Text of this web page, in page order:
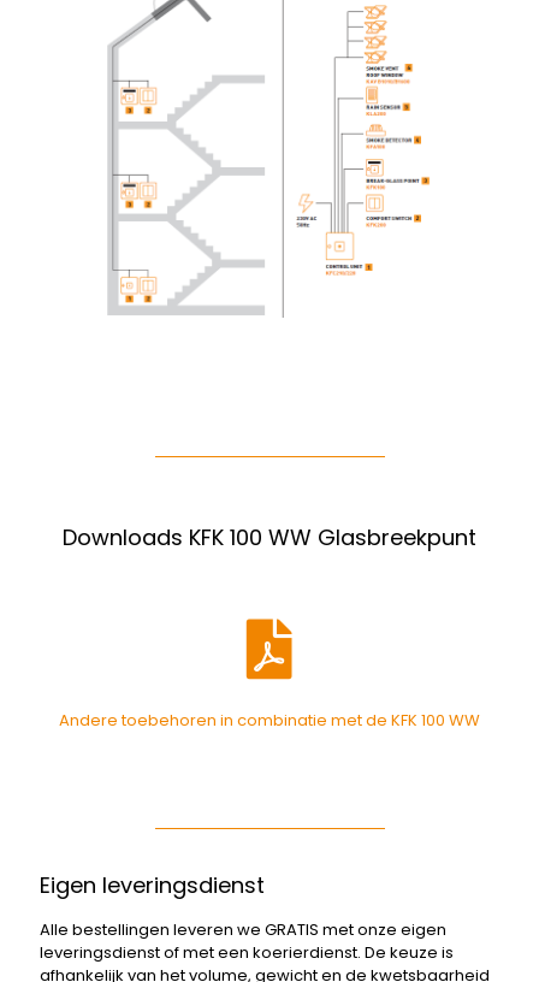
Downloads KFK 100 WW Glasbreekpunt
Andere toebehoren in combinatie met de KFK 100 WW
Eigen leveringsdienst
Alle bestellingen leveren we GRATIS met onze eigen
leveringsdienst of met een koerierdienst. De keuze is
afhankelijk van het volume, gewicht en de kwetsbaarheid